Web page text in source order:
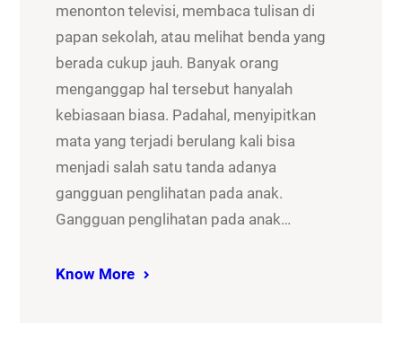
menonton televisi, membaca tulisan di
papan sekolah, atau melihat benda yang
berada cukup jauh. Banyak orang
menganggap hal tersebut hanyalah
kebiasaan biasa. Padahal, menyipitkan
mata yang terjadi berulang kali bisa
menjadi salah satu tanda adanya
gangguan penglihatan pada anak.
Gangguan penglihatan pada anak…
Know More